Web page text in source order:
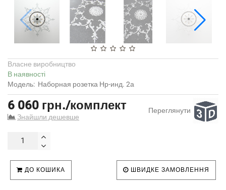
Власне виробництво
В наявності
Модель: Наборная розетка Нр-инд. 2а
6 060 грн./комплект
Знайшли дешевше
Переглянути
ДО КОШИКА ШВИДКЕ ЗАМОВЛЕННЯ